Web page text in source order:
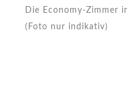
Die Economy-Zimmer
(Foto nur indikativ)